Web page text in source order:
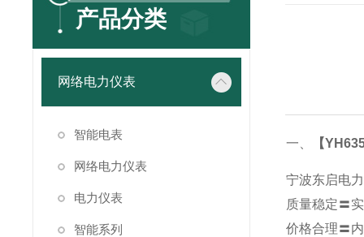
产品分类
网络电力仪表
智能电表
网络电力仪表
电力仪表
智能系列
一、 【
宁波东启电
质量稳定〓
价格合理〓